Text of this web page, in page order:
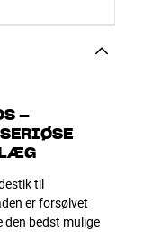
–
til
er forsølvet
den bedst mulige